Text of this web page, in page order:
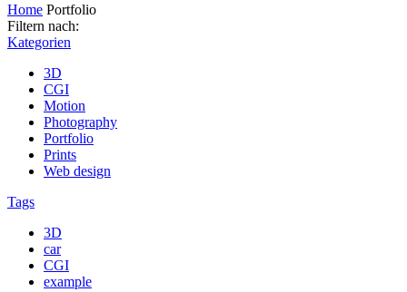
Home Portfolio
Filtern nach:
Kategorien
3D
CGI
Motion
Photography
Portfolio
Prints
Web design
Tags
3D
car
CGI
example